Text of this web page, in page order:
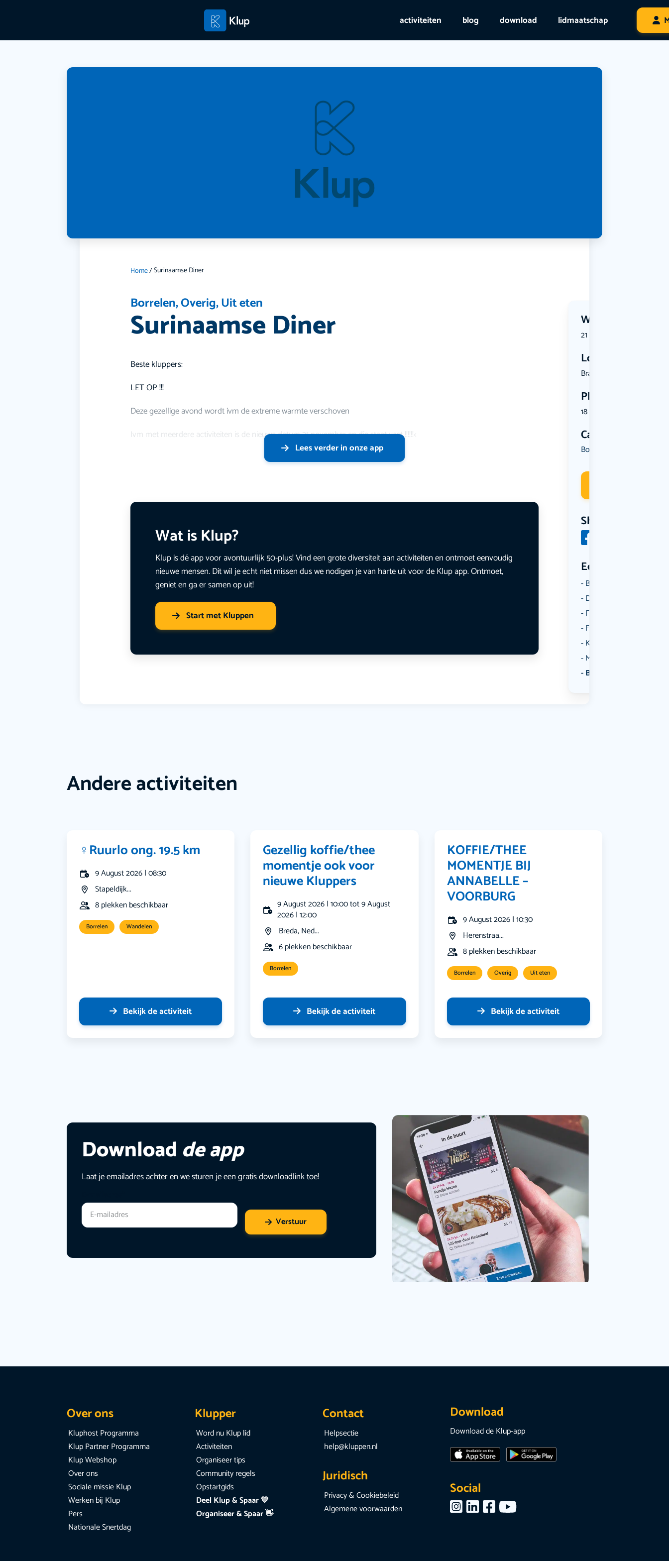
activiteiten blog download lidmaatschap
Home/Surinaamse Diner
Borrelen,Overig,Uit eten
Surinaamse Diner Wanneer?
21 November 2026 | 17:30
Locatie
Brandpunt ...
Plekken
18 plekken beschikbaar
Categorie
Borrelen
Share
Een aantal
Borrelen
Dansen
Fietsen
Film
Kunst & Cultuur
Muziek
Bekijk alle categorieën
Beste kluppers:
LET OP !!!
Deze gezellige avond wordt ivm de extreme warmte verschoven
Ivm met meerdere activiteiten is de nieuwe datum 21 november en die staat vast !!!!!!<
Lees verder in onze app
Wat is Klup?
Klup is dé app voor avontuurlijk 50-plus! Vind een grote diversiteit aan activiteiten en ontmoet eenvoudig
nieuwe mensen. Dit wil je echt niet missen dus we nodigen je van harte uit voor de Klup app. Ontmoet,
geniet en ga er samen op uit!
Start met Kluppen
Andere activiteiten
‍♀️Ruurlo ong. 19.5 km
9 August 2026 | 08:30
Stapeldijk...
8 plekken beschikbaar
Borrelen Wandelen
Bekijk de activiteit
Gezellig koffie/thee
momentje ook voor
nieuwe Kluppers
9 August 2026 | 10:00 tot 9 August
2026 | 12:00
Breda, Ned...
6 plekken beschikbaar
Borrelen
Bekijk de activiteit
KOFFIE/THEE
MOMENTJE BIJ
ANNABELLE –
VOORBURG
9 August 2026 | 10:30
Herenstraa...
8 plekken beschikbaar
Borrelen Overig Uit eten
Bekijk de activiteit
Download de app
Laat je emailadres achter en we sturen je een gratis downloadlink toe!
Verstuur
Over ons
Kluphost Programma
Klup Partner Programma
Klup Webshop
Over ons
Sociale missie Klup
Werken bij Klup
Pers
Nationale Snertdag
Klupper
Word nu Klup lid
Activiteiten
Organiseer tips
Community regels
Opstartgids
Deel Klup & Spaar 💙
Organiseer & Spaar 👋
Contact
Helpsectie
help@kluppen.nl
Juridisch
Privacy & Cookiebeleid
Algemene voorwaarden
Download
Download de Klup-app
Social